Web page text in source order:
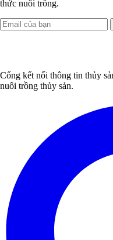
thức nuôi trồng.
Cổng kết nối thông tin thủy
nuôi trồng thủy sản.